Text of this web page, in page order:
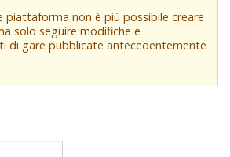
piattaforma non è più possibile creare
solo seguire modifiche e
di gare pubblicate antecedentemente